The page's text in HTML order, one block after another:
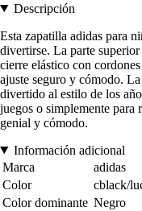
Descripción
Esta zapatilla adidas para
divertirse. La parte
cierre elástico con
ajuste seguro y cómodo.
divertido al estilo de los
juegos o simplemente para
genial y cómodo.
Información adicional
Marca
adidas
Color
cblack/
Color dominante Negro